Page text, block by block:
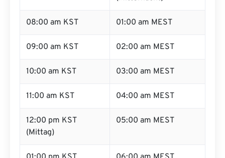
08:00 am KST 01:00 am MEST
09:00 am KST 02:00 am MEST
10:00 am KST 03:00 am MEST
11:00 am KST 04:00 am MEST
12:00 pm KST
(Mittag)
05:00 am MEST